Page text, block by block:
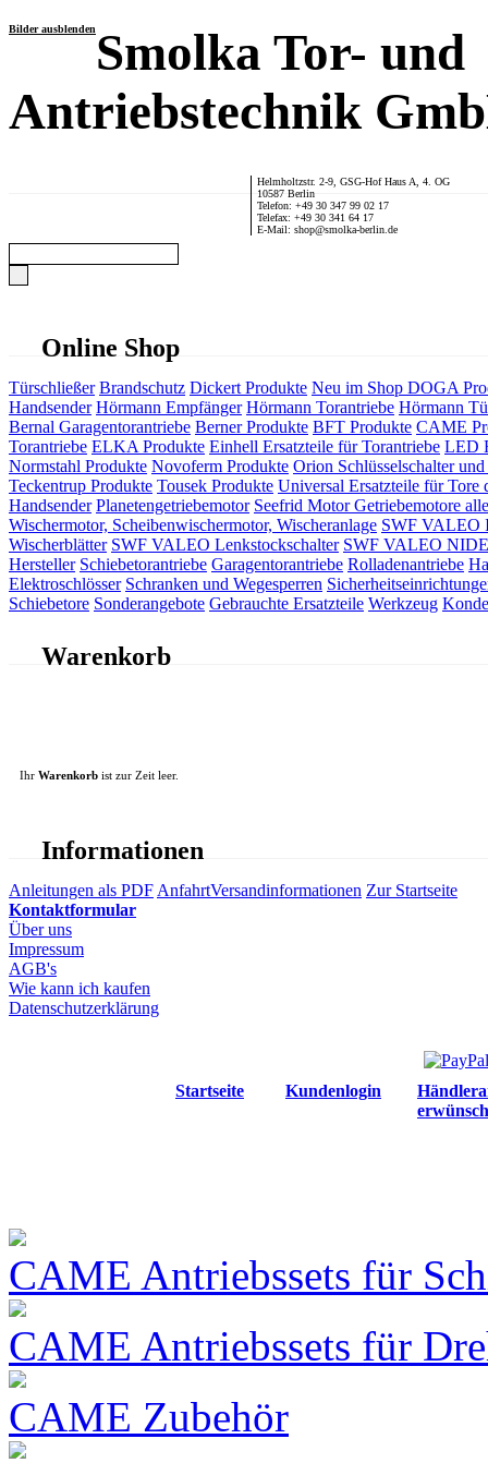
Bilder ausblendenSmolka Tor- und
Antriebstechnik
Helmholtzstr. 2-9, GSG-Hof Haus A, 4. OG
10587 Berlin
Telefon: +49 30 347 99 02 17
Telefax: +49 30 341 64 17
E-Mail: shop@smolka-berlin.de
Online Shop
Türschließer Brandschutz Dickert Produkte Neu im Shop DOGA
Handsender Hörmann Empfänger Hörmann Torantriebe Hörmann
Bernal Garagentorantriebe Berner Produkte BFT Produkte CAME
Torantriebe ELKA Produkte Einhell Ersatzteile für Torantriebe LED
Normstahl Produkte Novoferm Produkte Orion Schlüsselschalter und
Teckentrup Produkte Tousek Produkte Universal Ersatzteile für Tore
Handsender Planetengetriebemotor Seefrid Motor Getriebemotore
Wischermotor, Scheibenwischermotor, Wischeranlage SWF VALEO
Wischerblätter SWF VALEO Lenkstockschalter SWF VALEO
Hersteller Schiebetorantriebe Garagentorantriebe Rolladenantriebe
Elektroschlösser Schranken und Wegesperren
Schiebetore Sonderangebote Gebrauchte Ersatzteile Werkzeug
Warenkorb
Ihr Warenkorb ist zur Zeit leer.
Informationen
Anleitungen als PDF AnfahrtVersandinformationen Zur Startseite
Kontaktformular
Über uns
Impressum
AGB's
Wie kann ich kaufen
Datenschutzerklärung
Startseite Kundenlogin
CAME Antriebssets für
CAME Antriebssets für
CAME Zubehör